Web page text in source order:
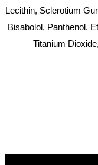
Lecithin, Sclerotium
Bisabolol, Panthenol,
Titanium